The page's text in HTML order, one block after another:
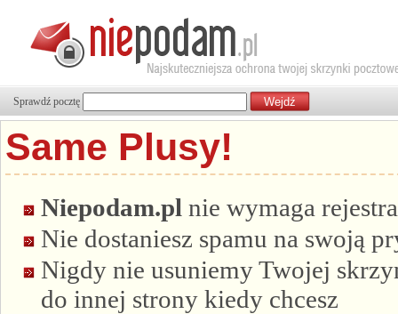
Sprawdź pocztę
Same Plusy!
Niepodam.pl nie wymaga
Nie dostaniesz spamu na swoją
Nigdy nie usuniemy Twojej
do innej strony kiedy chcesz